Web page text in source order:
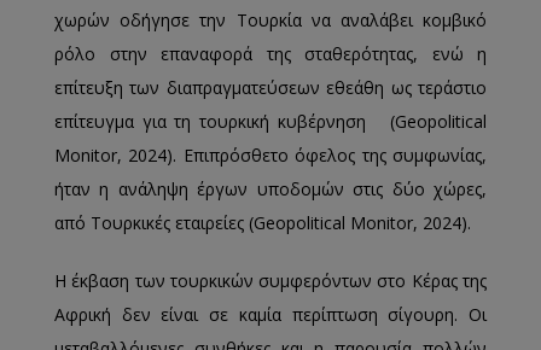
χωρών οδήγησε την Τουρκία να αναλάβει κομβικό
ρόλο στην επαναφορά της σταθερότητας, ενώ η
επίτευξη των διαπραγματεύσεων εθεάθη ως τεράστιο
επίτευγμα για τη τουρκική κυβέρνηση (Geopolitical
Monitor, 2024). Επιπρόσθετο όφελος της συμφωνίας,
ήταν η ανάληψη έργων υποδομών στις δύο χώρες,
από Τουρκικές εταιρείες (Geopolitical Monitor, 2024).
Η έκβαση των τουρκικών συμφερόντων στο Κέρας της
Αφρική δεν είναι σε καμία περίπτωση σίγουρη. Οι